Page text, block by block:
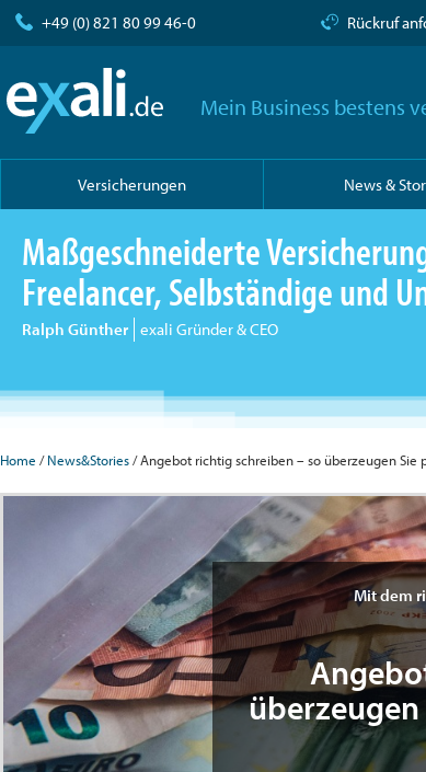
+49 (0) 821 80 99 46-0 Rückruf
Mein Business bestens
Versicherungen News &
Maßgeschneiderte
Freelancer, Selbständige und
Ralph Günther exali Gründer & CEO
Home /News&Stories/ Angebot richtig schreiben – so überzeugen Sie
Mit dem